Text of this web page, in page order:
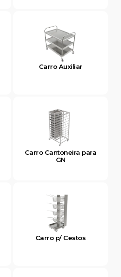
Carro Auxiliar
Carro Cantoneira para
GN
Carro p/ Cestos